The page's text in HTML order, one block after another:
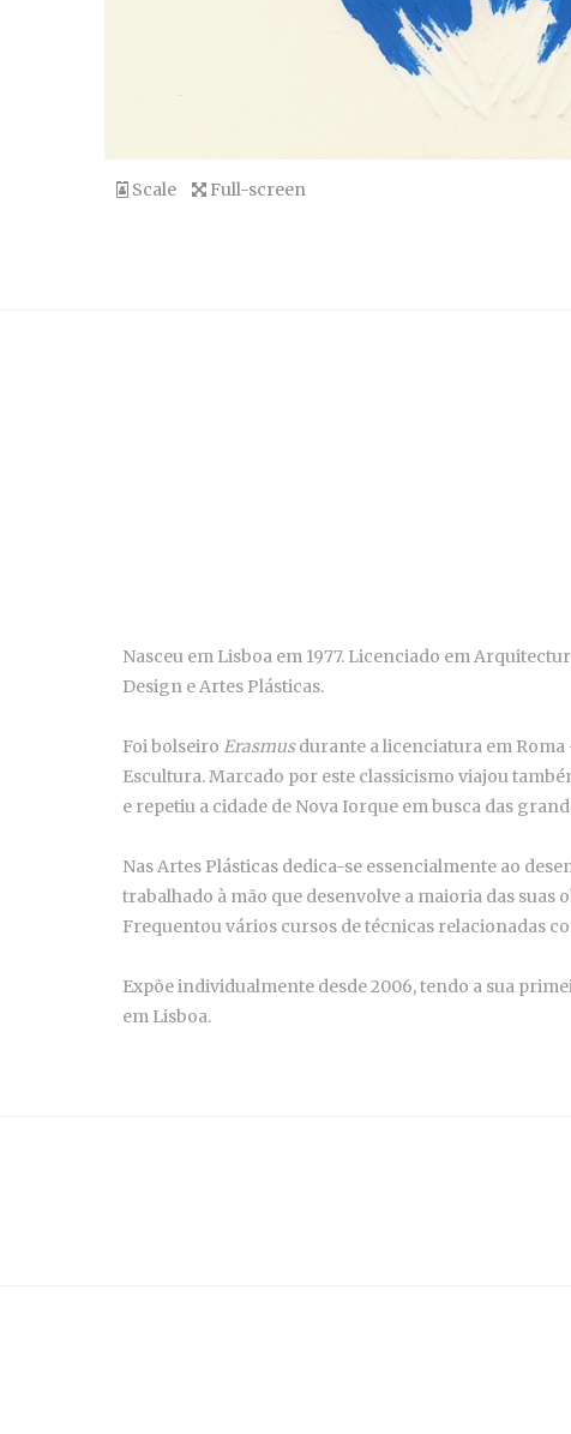
Scale Full-screen
Nasceu em Lisboa em 1977. Licenciado em
Design e Artes Plásticas.
Foi bolseiro Erasmusdurante a licenciatura em Roma
Escultura. Marcado por este classicismo viajou
e repetiu a cidade de Nova Iorque em busca das
Nas Artes Plásticas dedica-se essencialmente ao
trabalhado à mão que desenvolve a maioria das suas
Frequentou vários cursos de técnicas relacionadas
Expõe individualmente desde 2006, tendo a sua
em Lisboa.